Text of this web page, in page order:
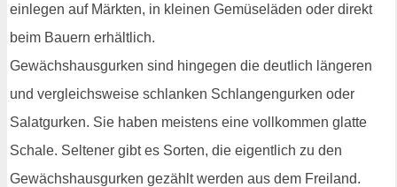
einlegen auf Märkten, in kleinen Gemüseläden oder direkt
beim Bauern erhältlich.
Gewächshausgurken sind hingegen die deutlich längeren
und vergleichsweise schlanken Schlangengurken oder
Salatgurken. Sie haben meistens eine vollkommen glatte
Schale. Seltener gibt es Sorten, die eigentlich zu den
Gewächshausgurken gezählt werden aus dem Freiland.